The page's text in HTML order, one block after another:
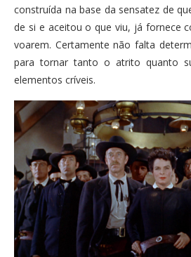
construída na base da sensatez de
de si e aceitou o que viu, já fornece
voarem. Certamente não falta
para tornar tanto o atrito quanto
elementos críveis.